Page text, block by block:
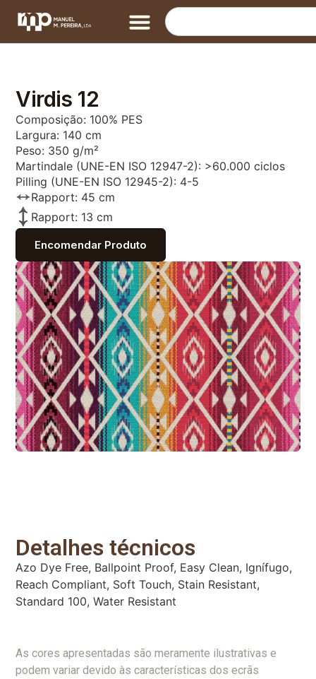
Virdis 12
Composição: 100% PES
Largura: 140 cm
Peso: 350 g/m²
Martindale (UNE-EN ISO 12947-2): >60.000 ciclos
Pilling (UNE-EN ISO 12945-2): 4-5
Rapport: 45 cm
Rapport: 13 cm
Encomendar Produto
Detalhes técnicos
Azo Dye Free, Ballpoint Proof, Easy Clean, Ignífugo,
Reach Compliant, Soft Touch, Stain Resistant,
Standard 100, Water Resistant
As cores apresentadas são meramente ilustrativas e
podem variar devido às características dos ecrãs